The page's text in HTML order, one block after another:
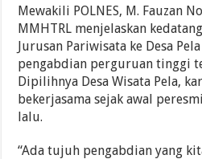
Mewakili POLNES, M. Fauzan
MMHTRL menjelaskan
Jurusan Pariwisata ke Desa
pengabdian perguruan tinggi
Dipilihnya Desa Wisata Pela,
bekerjasama sejak awal
lalu.
“Ada tujuh pengabdian yang